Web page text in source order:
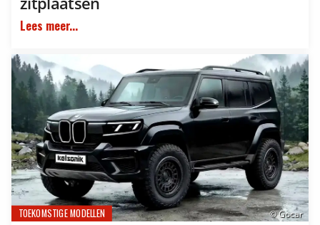
Lees meer...
© Gocar
TOEKOMSTIGE MODELLEN